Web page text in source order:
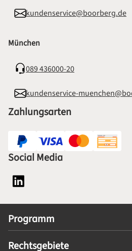
kundenservice@boorberg.de
München
089 436000-20
kundenservice-
Zahlungsarten
Social Media
Social Media Plattform LinkedIn
Programm
Rechtsgebiete